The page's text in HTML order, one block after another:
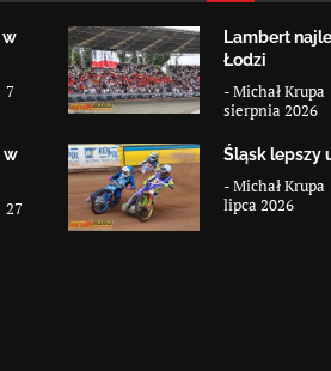
w
7
Lambert
Łodzi
-Michał Krupa
sierpnia 2026
w
27
Śląsk lepszy
-Michał Krupa
lipca 2026